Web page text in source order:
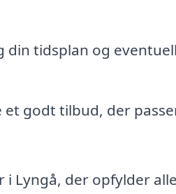
din tidsplan og
et godt tilbud, der
Lyngå, der opfylder